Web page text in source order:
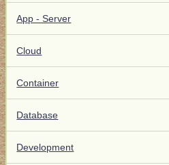
App - Server
Cloud
Container
Database
Development